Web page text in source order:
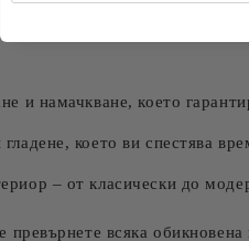
акцент към вашата
и намачкване, което
което ви спестява
– от класически до
всяка обикновена